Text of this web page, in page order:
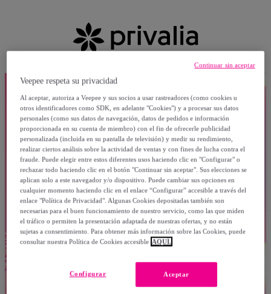
Veepee respeta su privacidad
Al aceptar, autoriza a Veepee y sus socios a usar rastreadores (como cookies u
otros identificadores como SDK, en adelante "Cookies") y a procesar sus datos
personales (como sus datos de navegación, datos de pedidos e información
proporcionada en su cuenta de miembro) con el fin de ofrecerle publicidad
personalizada (incluida en su pantalla de televisión) y medir su rendimiento,
realizar ciertos análisis sobre la actividad de ventas y con fines de lucha contra el
fraude. Puede elegir entre estos diferentes usos haciendo clic en "Configurar" o
rechazar todo haciendo clic en el botón "Continuar sin aceptar". Sus elecciones se
aplican solo a este navegador y/o dispositivo. Puede cambiar sus opciones en
cualquier momento haciendo clic en el enlace “Configurar” accesible a través del
enlace "Política de Privacidad". Algunas Cookies depositadas también son
necesarias para el buen funcionamiento de nuestro servicio, como las que miden
el tráfico o permiten la presentación adaptada de nuestras ofertas, y no están
sujetas a consentimiento. Para obtener más información sobre las Cookies, puede
consultar nuestra Política de Cookies accesible AQUÍ.
Aceptar
Configurar
Continuar sin aceptar